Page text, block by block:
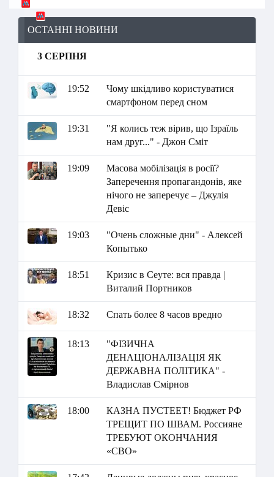
ОСТАННІ НОВИНИ
3 СЕРПНЯ
19:52
Чому шкідливо користуватися
смартфоном перед сном
19:31
"Я колись теж вірив, що Ізраїль
нам друг..." - Джон Сміт
19:09
Масова мобілізація в росії?
Заперечення пропагандонів, яке
нічого не заперечує – Джулія
Девіс
19:03
"Очень сложные дни" - Алексей
Копытько
18:51
Кризис в Сеуте: вся правда |
Виталий Портников
18:32 Спать более 8 часов вредно
18:13
"ФІЗИЧНА
ДЕНАЦІОНАЛІЗАЦІЯ ЯК
ДЕРЖАВНА ПОЛІТИКА" -
Владислав Смірнов
18:00
КАЗНА ПУСТЕЕТ! Бюджет РФ
ТРЕЩИТ ПО ШВАМ. Россияне
ТРЕБУЮТ ОКОНЧАНИЯ
«СВО»